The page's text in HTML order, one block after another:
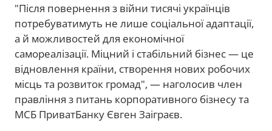
"Після повернення з війни тисячі українців
потребуватимуть не лише соціальної адаптації,
а й можливостей для економічної
самореалізації. Міцний і стабільний бізнес — це
відновлення країни, створення нових робочих
місць та розвиток громад", — наголосив член
правління з питань корпоративного бізнесу та
МСБ ПриватБанку Євген Заіграєв.